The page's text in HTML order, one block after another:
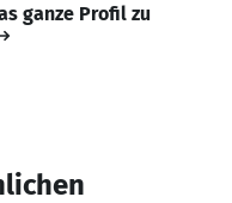
ganze Profil zu